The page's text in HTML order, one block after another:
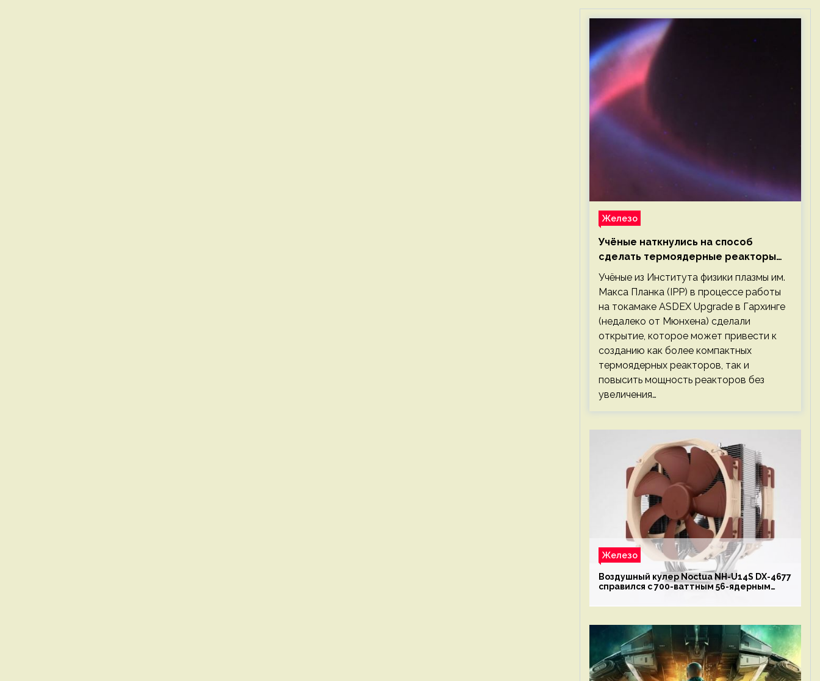
Железо
Учёные наткнулись на способ
сделать термоядерные реакторы
более компактными или мощными
Учёные из Института физики плазмы им.
Макса Планка (IPP) в процессе работы
на токамаке ASDEX Upgrade в Гархинге
(недалеко от Мюнхена) сделали
открытие, которое может привести к
созданию как более компактных
термоядерных реакторов, так и
повысить мощность реакторов без
увеличения…
Железо
Воздушный кулер Noctua NH-U14S DX-4677
справился с 700-ваттным 56-ядерным